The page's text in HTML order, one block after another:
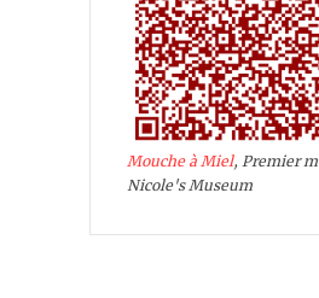
Mouche à Miel, Premier
Nicole's Museum